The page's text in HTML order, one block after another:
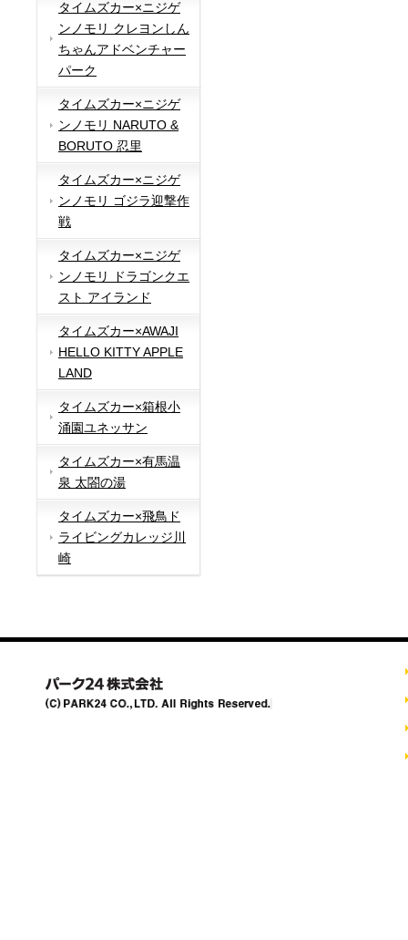
タイムズカー×ニジゲ
ンノモリ クレヨンしん
ちゃんアドベンチャー
パーク
タイムズカー×ニジゲ
ンノモリ NARUTO &
BORUTO 忍里
タイムズカー×ニジゲ
ンノモリ ゴジラ迎撃作
戦
タイムズカー×ニジゲ
ンノモリ ドラゴンクエ
スト アイランド
タイムズカー×AWAJI
HELLO KITTY APPLE
LAND
タイムズカー×箱根小
涌園ユネッサン
タイムズカー×有馬温
泉 太閤の湯
タイムズカー×飛鳥ド
ライビングカレッジ川
崎